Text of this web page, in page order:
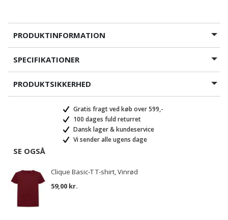
PRODUKTINFORMATION
SPECIFIKATIONER
PRODUKTSIKKERHED
Gratis fragt ved køb over 599,-
100 dages fuld returret
Dansk lager & kundeservice
Vi sender alle ugens dage
SE OGSÅ
Clique Basic-T T-shirt, Vinrød
59,00 kr.